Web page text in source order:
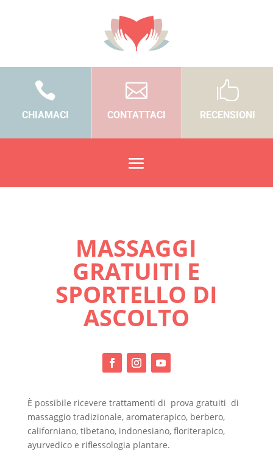

CHIAMACI

CONTATTACI

RECENSIONI
MASSAGGI
GRATUITI E
SPORTELLO DI
ASCOLTO
È possibile ricevere trattamenti di prova gratuiti di
massaggio tradizionale, aromaterapico, berbero,
californiano, tibetano, indonesiano, floriterapico,
ayurvedico e riflessologia plantare.